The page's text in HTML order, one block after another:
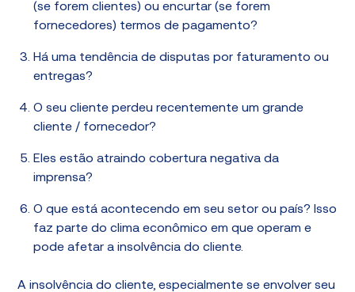
(se forem clientes) ou encurtar (se forem
fornecedores) termos de pagamento?
Há uma tendência de disputas por faturamento ou
entregas?
O seu cliente perdeu recentemente um grande
cliente / fornecedor?
Eles estão atraindo cobertura negativa da
imprensa?
O que está acontecendo em seu setor ou país? Isso
faz parte do clima econômico em que operam e
pode afetar a insolvência do cliente.
A insolvência do cliente, especialmente se envolver seu